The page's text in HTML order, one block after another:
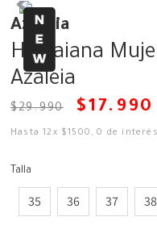
Azaleia
Hawaiana
Azaleia
$29.990 $17. 990
Hasta12 x $1500 ,0 de interés
Talla
35 36 37 38